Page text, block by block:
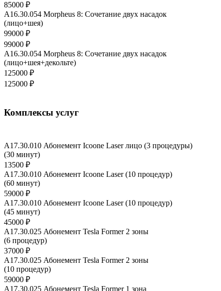
85000 ₽
A16.30.054 Morpheus 8: Сочетание двух насадок
(лицо+шея)
99000 ₽
99000 ₽
A16.30.054 Morpheus 8: Сочетание двух насадок
(лицо+шея+декольте)
125000 ₽
125000 ₽
Комплексы услуг
A17.30.010 Абонемент Icoone Laser лицо (3 процедуры)
(30 минут)
13500 ₽
A17.30.010 Абонемент Icoone Laser (10 процедур)
(60 минут)
59000 ₽
A17.30.010 Абонемент Icoone Laser (10 процедур)
(45 минут)
45000 ₽
A17.30.025 Абонемент Tesla Former 2 зоны
(6 процедур)
37000 ₽
A17.30.025 Абонемент Tesla Former 2 зоны
(10 процедур)
59000 ₽
A17.30.025 Абонемент Tesla Former 1 зона